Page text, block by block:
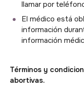
llamar por
El médico está
información
información
Términos y
abortivas.